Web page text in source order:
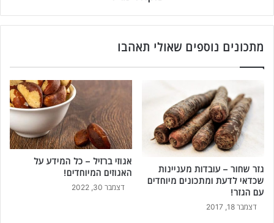
מתכונים נוספים שאולי תאהבו
גזר שחור – עובדות מעניינות
שכדאי לדעת ומתכונים מיוחדים
עם הגזר!
דצמבר 18, 2017
אגוזי ברזיל – כל המידע על
האגוזים המיוחדים!
דצמבר 30, 2022